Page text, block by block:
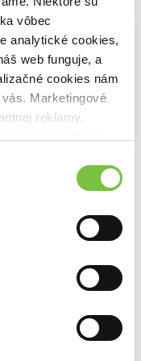
vôbec
analytické cookies,
web funguje, a
cookies nám
Marketingové
reklamy.
Zľava 9%
Na sklade
Hana Toufarová
24,30€